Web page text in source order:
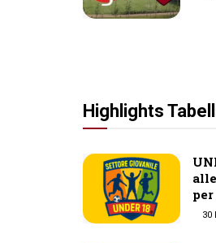
Highlights
30